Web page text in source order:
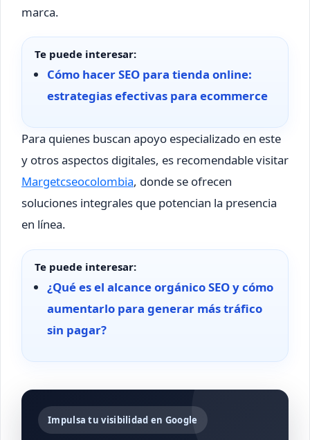
marca.
Te puede interesar:
Cómo hacer SEO para tienda online:
estrategias efectivas para ecommerce
Para quienes buscan apoyo especializado en este
y otros aspectos digitales, es recomendable visitar
Margetcseocolombia, donde se ofrecen
soluciones integrales que potencian la presencia
en línea.
Te puede interesar:
¿Qué es el alcance orgánico SEO y cómo
aumentarlo para generar más tráfico
sin pagar?
Impulsa tu visibilidad en Google